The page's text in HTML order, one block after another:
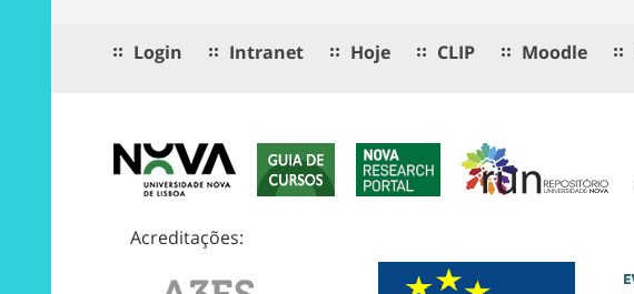
Login Intranet Hoje CLIP Moodle
Acreditações: